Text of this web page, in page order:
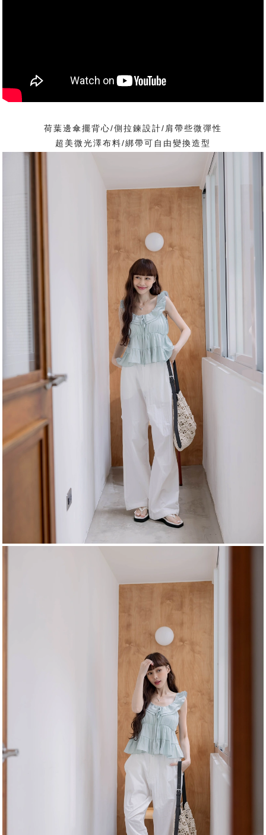
荷葉邊傘擺背心/側拉鍊設計/肩帶些微彈性
超美微光澤布料/綁帶可自由變換造型